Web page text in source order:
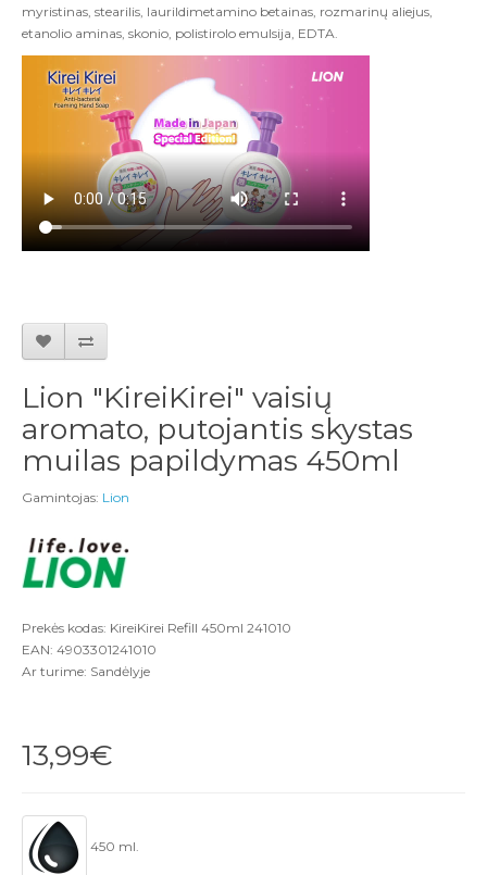
myristinas, stearilis, laurildimetamino betainas, rozmarinų aliejus,
etanolio aminas, skonio, polistirolo emulsija, EDTA.
Lion "KireiKirei" vaisių
aromato, putojantis skystas
muilas papildymas 450ml
Gamintojas: Lion
Prekės kodas: KireiKirei Refill 450ml 241010
EAN: 4903301241010
Ar turime: Sandėlyje
13,99€
450 ml.